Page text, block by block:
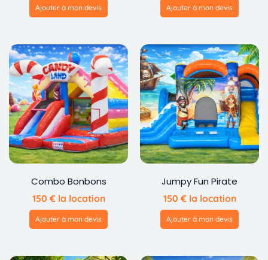
Ajouter à mon devis Ajouter à mon devis
Combo Bonbons
150 €la location
Ajouter à mon devis
Jumpy Fun Pirate
150 €la location
Ajouter à mon devis